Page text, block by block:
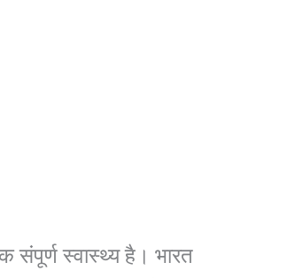
स्वास्थ्य है। भारत